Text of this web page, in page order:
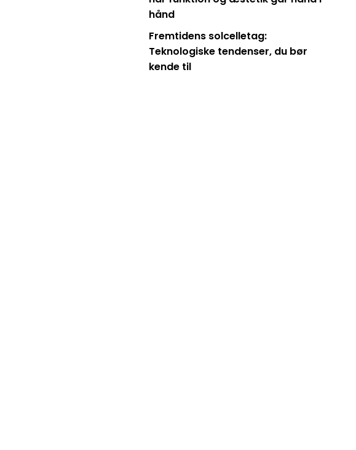
hånd
Fremtidens solcelletag:
Teknologiske tendenser, du bør
kende til